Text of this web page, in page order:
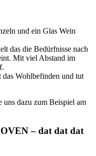
und ein Glas Wein
das die Bedürfnisse nach
Mit viel Abstand im
das Wohlbefinden und tut
uns dazu zum Beispiel am
– dat dat dat